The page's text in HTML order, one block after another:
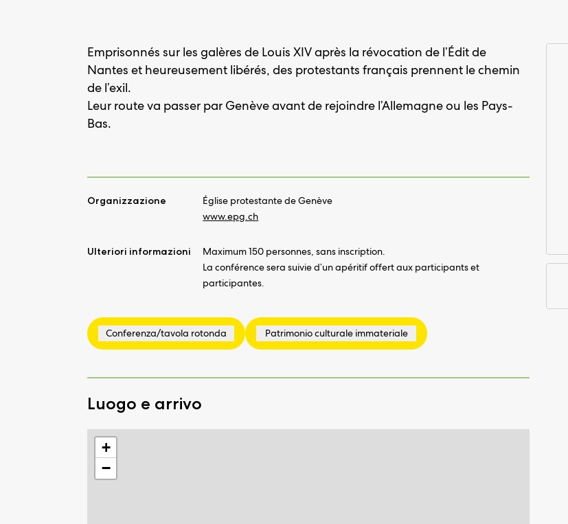
Emprisonnés sur les galères de Louis XIV après la révocation de l’Édit de
Nantes et heureusement libérés, des protestants français prennent le chemin
de l’exil.
Leur route va passer par Genève avant de rejoindre l’Allemagne ou les Pays-
Bas.
Organizzazione
Église protestante de Genève
www.epg.ch
Ulteriori informazioni
Maximum 150 personnes, sans inscription.
La conférence sera suivie d’un apéritif offert aux participants et
participantes.
Luogo e arrivo
+
−